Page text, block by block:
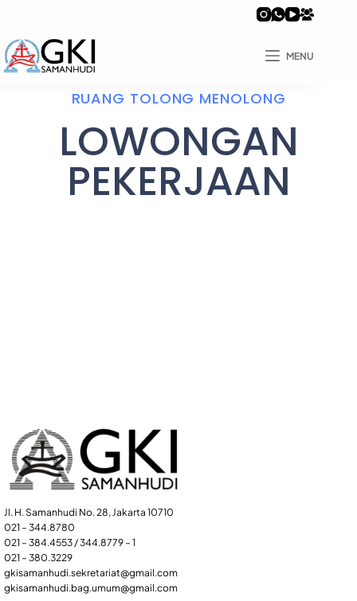
MENU
RUANG TOLONG MENOLONG
LOWONGAN
PEKERJAAN
Jl. H. Samanhudi No. 28, Jakarta 10710
021 – 344.8780
021 – 384.4553 / 344.8779 – 1
021 – 380.3229
gkisamanhudi.sekretariat@gmail.com
gkisamanhudi.bag.umum@gmail.com